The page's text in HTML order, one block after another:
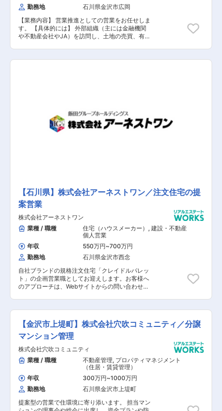
勤務地
石川県金沢市広岡
【業務内容】 営業推進としての営業をお任せしま
す。 【具体的には】 外部組織（主には金融機関
や不動産会社やJA）を訪問し、土地の売買、有効
していただきます。 ※事業拡大に伴う増員募集で
産本部 不動産事業部 営業推進部 北陸担当 2025
年4月新設予定 ・構成：部長1 名 以下、新入社
員2名+派遣社員1名予定
【石川県】株式会社アーネストワン／注文住宅の提
案営業
株式会社アーネストワン
業種 / 職種
住宅（ハウスメーカー） , 建設・不動産
個人営業
年収
550万円~700万円
勤務地
石川県金沢市西念
自社ブランドの規格注文住宅「クレイドルパレッ
ト」の企画営業職としてお迎えします。お客様へ
のアプローチは、Webサイトからの問い合わせ
中できる環境です。 ※住宅展示場での勤務ではあ
りません。 【具体的な仕事の流れ】 ▼お客様か
らの問い合わせへの対応 お問い合わせはWebサイ
トや、仲介会社からの紹介がほとんど。土地をお
持ちのお客様や、住宅の建替えを希望するお客様
に対して、主にメールやFAXでやり取りを行ない
ます。 ▼プランの作成 基本的には、既に用意さ
れている300種類以上の間取りのパターンから、
お客様にピッタリなプランをご案内。そこにお客
様のご要望を追加していきます。「収納スペース
を増やしたい」「2階に洗面台がほしい」「ロフ
ト付きの部屋が良い」といった様々なご要望を、
設計担当と協力しながら形にしていきます。 ▼着
【金沢市上堤町】株式会社穴吹コミュニティ／分譲
マンション管理
株式会社穴吹コミュニティ
業種 / 職種
不動産管理, プロパティマネジメント
（住居・賃貸管理）
年収
300万円~1000万円
勤務地
石川県金沢市上堤町
提案型の営業で住環境に寄り添います。 担当マン